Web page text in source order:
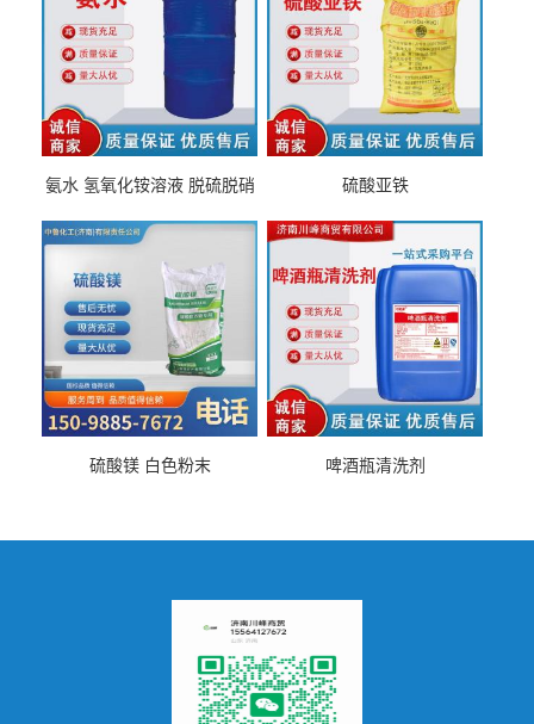
氨水 氢氧化铵溶液 脱硫脱硝 硫酸亚铁
硫酸镁 白色粉末 啤酒瓶清洗剂